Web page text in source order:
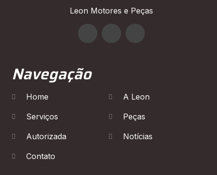
Leon Motores e Peças
Navegação
Home A Leon
Serviços Peças
Autorizada Notícias
Contato